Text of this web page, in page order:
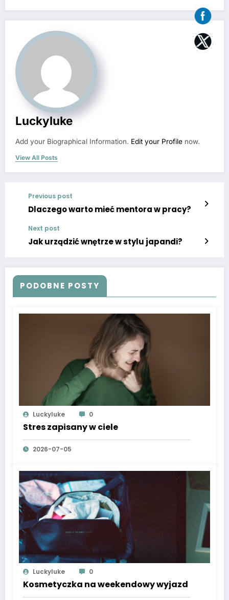
Luckyluke
Add your Biographical Information. Edit your Profile now.
View All Posts
Previous post
Dlaczego warto mieć mentora w pracy?
Next post
Jak urządzić wnętrze w stylu japandi?
PODOBNE POSTY
Luckyluke 0
Stres zapisany w ciele
2026-07-05
Luckyluke 0
Kosmetyczka na weekendowy wyjazd